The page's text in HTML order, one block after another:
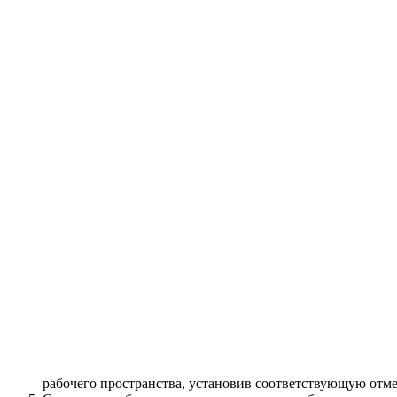
рабочего пространства, установив соответствующую